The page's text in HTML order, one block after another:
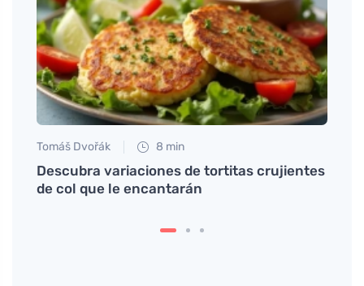
Tomáš Dvořák 8 min
Descubra variaciones de tortitas crujientes
de col que le encantarán